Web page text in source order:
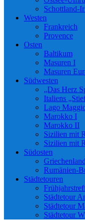
Schottland-
Westen
Frankreich
Provence
Osten
Baltikum
Masuren I
Masuren
Südwesten
„Das Herz
Italiens
Lago
Marokko I
Marokko II
Sizilien mit
Sizilien mit
Südosten
Rumänien-
Städtetouren
Städtetour
Städtetour
Städtetour